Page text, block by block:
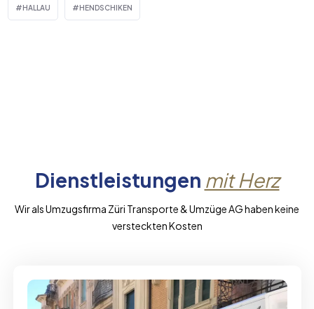
HALLAU HENDSCHIKEN
Dienstleistungen mit Herz
Wir als Umzugsfirma Züri Transporte & Umzüge AG haben keine
versteckten Kosten